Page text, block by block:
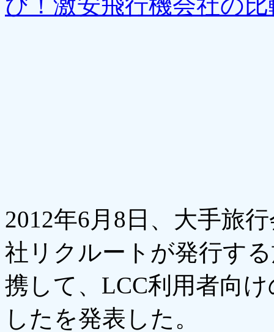
2012年6月8日、大手旅
社リクルートが発行す
携して、LCC利用者向
したを発表した。